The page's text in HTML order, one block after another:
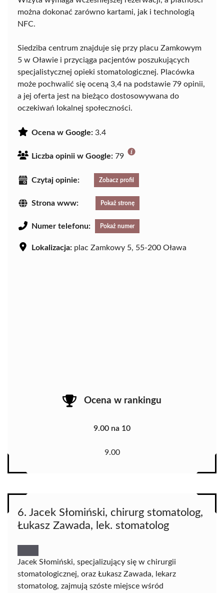
można dokonać zarówno kartami, jak i technologią
NFC.
Siedziba centrum znajduje się przy placu Zamkowym
5 w Oławie i przyciąga pacjentów poszukujących
specjalistycznej opieki stomatologicznej. Placówka
może pochwalić się oceną 3,4 na podstawie 79 opinii,
a jej oferta jest na bieżąco dostosowywana do
oczekiwań lokalnej społeczności.
Ocena w Google: 3.4
Liczba opinii w Google: 79
Czytaj opinie: Zobacz profil
Strona www: Pokaż stronę
Numer telefonu: Pokaż numer
Lokalizacja: plac Zamkowy 5, 55-200 Oława
Ocena w rankingu
9.00 na 10
9.00
6. Jacek Słomiński, chirurg stomatolog,
Łukasz Zawada, lek. stomatolog
Jacek Słomiński, specjalizujący się w chirurgii
stomatologicznej, oraz Łukasz Zawada, lekarz
stomatolog, zajmują szóste miejsce wśród